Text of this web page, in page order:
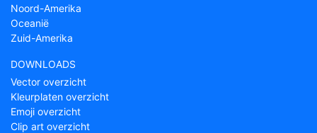
Noord-Amerika
Oceanië
Zuid-Amerika
DOWNLOADS
Vector overzicht
Kleurplaten overzicht
Emoji overzicht
Clip art overzicht